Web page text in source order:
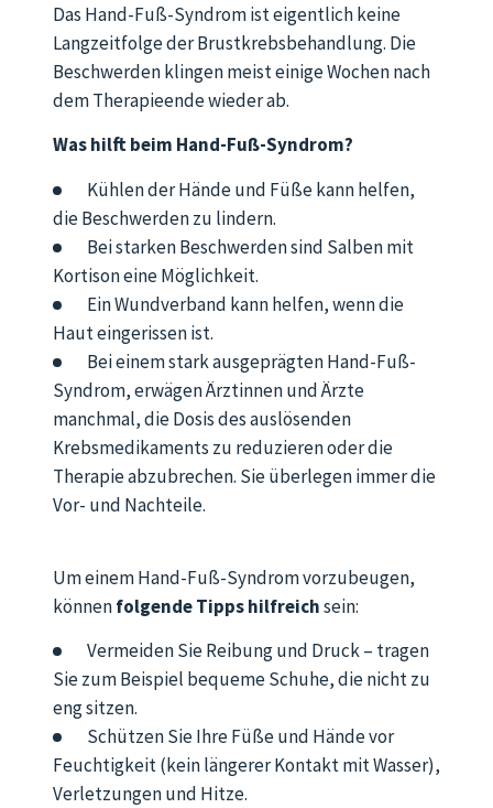
Das Hand-Fuß-Syndrom ist eigentlich keine
Langzeitfolge der Brustkrebsbehandlung. Die
Beschwerden klingen meist einige Wochen nach
dem Therapieende wieder ab.
Was hilft beim Hand-Fuß-Syndrom?
Kühlen der Hände und Füße kann helfen,
die Beschwerden zu lindern.
Bei starken Beschwerden sind Salben mit
Kortison eine Möglichkeit.
Ein Wundverband kann helfen, wenn die
Haut eingerissen ist.
Bei einem stark ausgeprägten Hand-Fuß-
Syndrom, erwägen Ärztinnen und Ärzte
manchmal, die Dosis des auslösenden
Krebsmedikaments zu reduzieren oder die
Therapie abzubrechen. Sie überlegen immer die
Vor- und Nachteile.
Um einem Hand-Fuß-Syndrom vorzubeugen,
könnenfolgende Tipps hilfreichsein:
Vermeiden Sie Reibung und Druck – tragen
Sie zum Beispiel bequeme Schuhe, die nicht zu
eng sitzen.
Schützen Sie Ihre Füße und Hände vor
Feuchtigkeit (kein längerer Kontakt mit Wasser),
Verletzungen und Hitze.